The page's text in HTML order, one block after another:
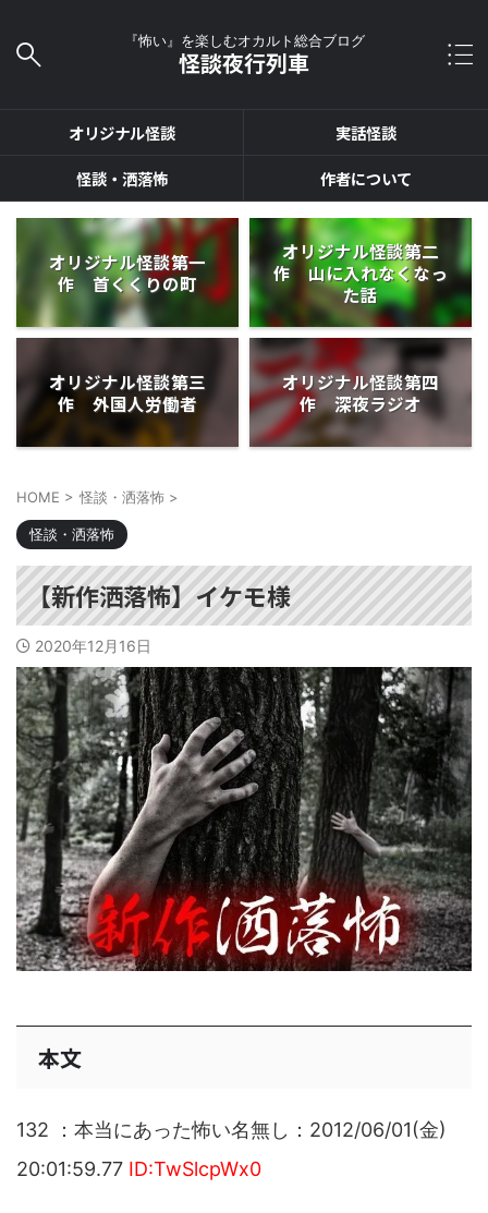
『怖い』を楽しむオカルト総合ブログ
怪談夜行列車
オリジナル怪談
実話怪談
怪談・洒落怖
作者について
オリジナル怪談第一
作 首くくりの町
オリジナル怪談第二
作 山に入れなくなっ
た話
オリジナル怪談第三
作 外国人労働者
オリジナル怪談第四
作 深夜ラジオ
HOME > 怪談・洒落怖 >
怪談・洒落怖
【新作洒落怖】イケモ様
2020年12月16日
本文
132 ：本当にあった怖い名無し：2012/06/01(金)
20:01:59.77 ID:TwSlcpWx0